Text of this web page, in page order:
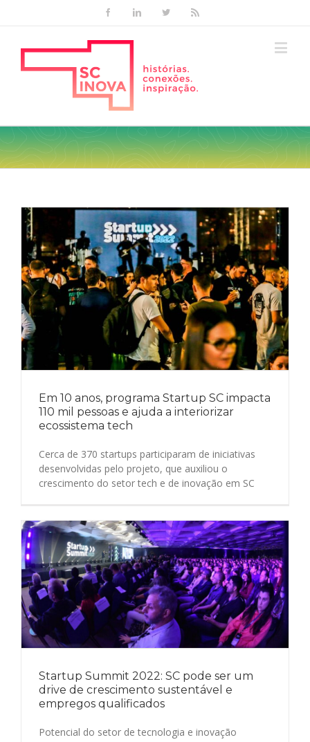
FacebookLinkedinTwitter
Em 10 anos, programa Startup SC impacta
110 mil pessoas e ajuda a interiorizar
ecossistema tech
Cerca de 370 startups participaram de iniciativas
desenvolvidas pelo projeto, que auxiliou o
crescimento do setor tech e de inovação em SC
Startup Summit 2022: SC pode ser um
drive de crescimento sustentável e
empregos qualificados
Potencial do setor de tecnologia e inovação